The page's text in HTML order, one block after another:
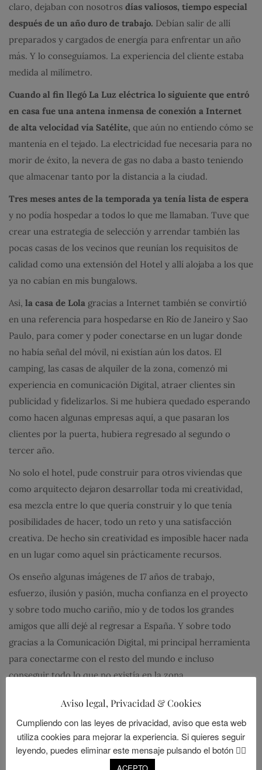
claro, dejaban con nosotros días valiosos, tiempo especial
después de un año duro de trabajo. Debían salir de allí
preparados y cargados de energía para enfrentar un año
más. Y lo conseguíamos. La experiencia del cliente estaba
medida al milímetro.
Cuando al fin llegó La Luz eléctrica lo siguiente que entró
en casa fue una antena inmensa de conexión a Internet
de alta velocidad vía Satélite, que aún no entiendo cómo se
mantenía en el tejado. La electricidad fue necesaria para no
morir de éxito, la nevera de gas no daba a basto teniendo
que almacenar tanto por la distancia a la ciudad.
Tres meses antes de la temporada ya tenía lista de espera
y no podía hospedar a todos lo que me llamaban. Tuve que
crear una estrategia de selección y arrendar también las
pocas casas de los vecinos que reunían los requisitos de
calidad como una extensión del Hotel y allí alojaba a los que
ya no cabían en mis bungalows.
Asi, la casa de Lola gracias a Internet también se convirtió
en una referencia para hospedarse en Río de Janeiro y Sao
Paulo, para comer y poder conectarse en un lugar donde
no había señal del móvil, ni existían aún los datos. El
camping, las casas de alquiler de la zona, comenzó mi
experiencia en comunicación Digital, atraer clientes sin
publicidad y fidelizarlos. Si me hubiera quedado esperando
como hacen algunas empresas aquí, a que pasaran los
clientes por la puerta, hubiera regresado al segundo o
tercer año.
No solo el hotel, pude construir para otros viviendas que
como arquitecto dejaron desarrollar toda mi creatividad,
esa mezcla entre lo que quería construir y lo que tenía
posibilidades de hacer, todo un reto y una satisfacción
creativa. De hecho sin creatividad es imposible hacer nada
en un lugar como aquel sin prácticamente recursos.
Os enseño algunas imágenes de 17 años de trabajo,
esfuerzo, ilusión y pasión, mucha confianza en el proyecto
y sobre todo mucho cariño, mío y de todos los grandes
amigos que allí dejé al regresar a España. Y sobre todo
gracias a la Comunicación Digital, mi principal herramienta
para conectarme con el resto del mundo e incluso
conseguir todo lo que no existía en la zona.
Aviso legal, Privacidad & Cookies
Cumpliendo con las leyes de privacidad, aviso que esta web
utiliza cookies para mejorar la experiencia. Si quieres seguir
leyendo, puedes eliminar este mensaje pulsando el botón 👉🏻